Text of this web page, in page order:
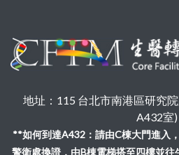
地址：115 台北市南港區研究
A432室)
**如何到達A432：請由C棟大門進入
警衛處換證，由B棟電梯搭至四樓並